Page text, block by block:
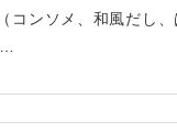
ンソメ、和風だし、